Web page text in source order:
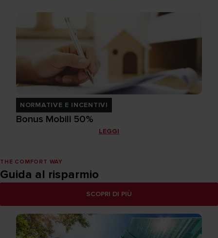
NORMATIVE E INCENTIVI
Bonus Mobili 50%
LEGGI
THE COMFORT WAY
Guida al risparmio
SCOPRI DI PIÙ